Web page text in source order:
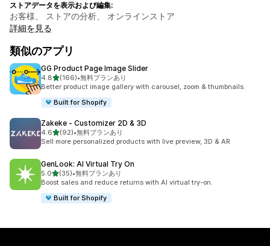
ストアデータを表示および編集:
お客様、 ストアの分析、 オンラインストア
詳細を見る
類似のアプリ
GG Product Page Image Slider
4.85つ星中
(166)
合計レビュー数：166件
•無料プランあり
Better product image gallery with carousel, zoom & thumbnails.
Built for Shopify
Zakeke ‑ Customizer 2D & 3D
4.65つ星中
(92)
合計レビュー数：92件
•無料プランあり
Sell more personalized products with live preview, 3D & AR
GenLook: AI Virtual Try On
5.05つ星中
(35)
合計レビュー数：35件
•無料プランあり
Boost sales and reduce returns with AI virtual try-on.
Built for Shopify